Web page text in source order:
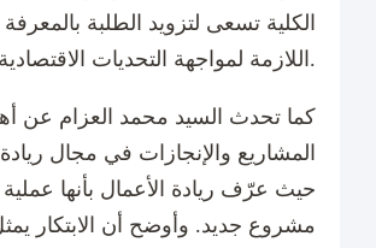
الكلية تسعى لتزويد الطلبة
اللازمة لمواجهة التحديات الاقتصادية الحديثة.
كما تحدث السيد محمد العزام عن
المشاريع والإنجازات في مجال ريادة
حيث عرّف ريادة الأعمال بأنها
مشروع جديد. وأوضح أن الابتكار